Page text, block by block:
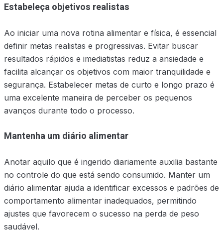
Estabeleça objetivos realistas
Ao iniciar uma nova rotina alimentar e física, é essencial
definir metas realistas e progressivas. Evitar buscar
resultados rápidos e imediatistas reduz a ansiedade e
facilita alcançar os objetivos com maior tranquilidade e
segurança. Estabelecer metas de curto e longo prazo é
uma excelente maneira de perceber os pequenos
avanços durante todo o processo.
Mantenha um diário alimentar
Anotar aquilo que é ingerido diariamente auxilia bastante
no controle do que está sendo consumido. Manter um
diário alimentar ajuda a identificar excessos e padrões de
comportamento alimentar inadequados, permitindo
ajustes que favorecem o sucesso na perda de peso
saudável.